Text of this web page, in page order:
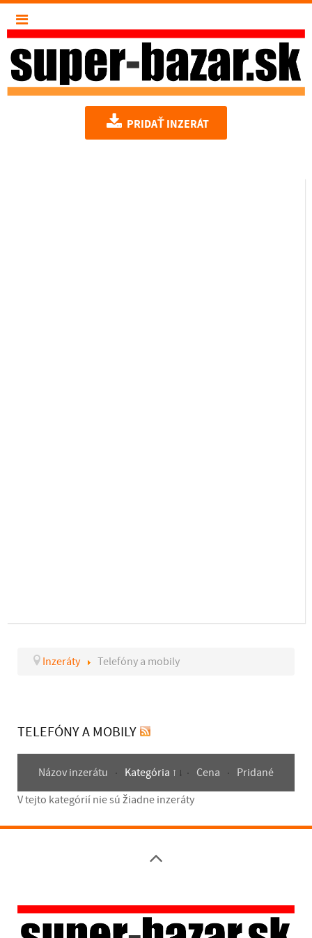
PRIDAŤ INZERÁT
Inzeráty Telefóny a mobily
TELEFÓNY A MOBILY
Názov inzerátu Kategória Cena
Pridané
V tejto kategórií nie sú žiadne inzeráty